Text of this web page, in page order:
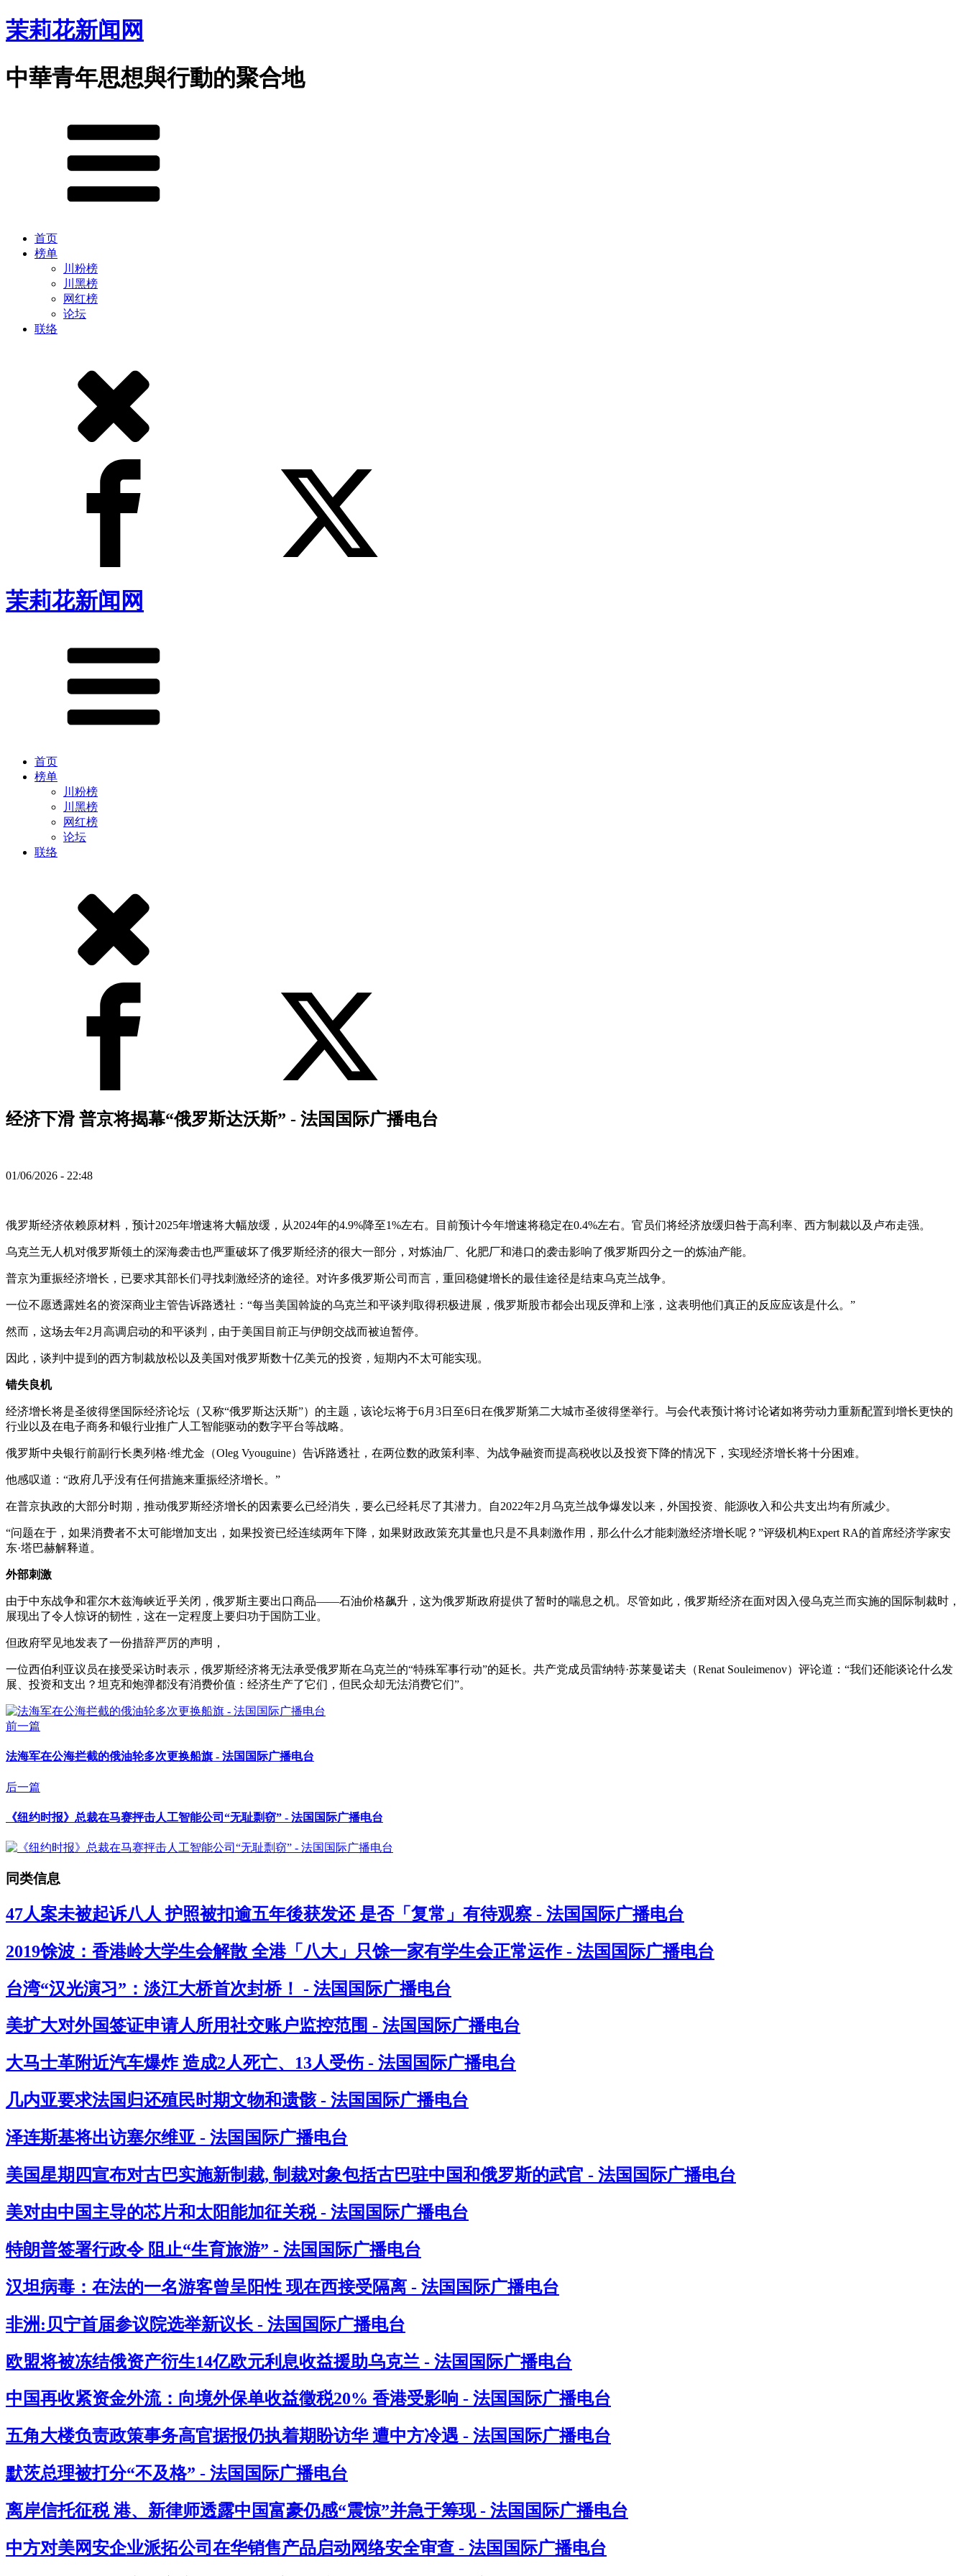
茉莉花新闻网
中華青年思想與行動的聚合地
首页
榜单
川粉榜
川黑榜
网红榜
论坛
联络
茉莉花新闻网
首页
榜单
川粉榜
川黑榜
网红榜
论坛
联络
经济下滑 普京将揭幕“俄罗斯达沃斯” - 法国国际广播电台
01/06/2026 - 22:48
俄罗斯经济依赖原材料，预计2025年增速将大幅放缓，从2024年的4.9%降至1%左右。目前预计今年增速将稳定在0.4%左右。官员们将经济放缓归咎于高利率、西方制裁以及卢布走强。
乌克兰无人机对俄罗斯领土的深海袭击也严重破坏了俄罗斯经济的很大一部分，对炼油厂、化肥厂和港口的袭击影响了俄罗斯四分之一的炼油产能。
普京为重振经济增长，已要求其部长们寻找刺激经济的途径。对许多俄罗斯公司而言，重回稳健增长的最佳途径是结束乌克兰战争。
一位不愿透露姓名的资深商业主管告诉路透社：“每当美国斡旋的乌克兰和平谈判取得积极进展，俄罗斯股市都会出现反弹和上涨，这表明他们真正的反应应该是什么。”
然而，这场去年2月高调启动的和平谈判，由于美国目前正与伊朗交战而被迫暂停。
因此，谈判中提到的西方制裁放松以及美国对俄罗斯数十亿美元的投资，短期内不太可能实现。
错失良机
经济增长将是圣彼得堡国际经济论坛（又称“俄罗斯达沃斯”）的主题，该论坛将于6月3日至6日在俄罗斯第二大城市圣彼得堡举行。与会代表预计将讨论诸如将劳动力重新配置到增长更快的
行业以及在电子商务和银行业推广人工智能驱动的数字平台等战略。
俄罗斯中央银行前副行长奥列格·维尤金（Oleg Vyouguine）告诉路透社，在两位数的政策利率、为战争融资而提高税收以及投资下降的情况下，实现经济增长将十分困难。
他感叹道：“政府几乎没有任何措施来重振经济增长。”
在普京执政的大部分时期，推动俄罗斯经济增长的因素要么已经消失，要么已经耗尽了其潜力。自2022年2月乌克兰战争爆发以来，外国投资、能源收入和公共支出均有所减少。
“问题在于，如果消费者不太可能增加支出，如果投资已经连续两年下降，如果财政政策充其量也只是不具刺激作用，那么什么才能刺激经济增长呢？”评级机构Expert RA的首席经济学家安
东·塔巴赫解释道。
外部刺激
由于中东战争和霍尔木兹海峡近乎关闭，俄罗斯主要出口商品——石油价格飙升，这为俄罗斯政府提供了暂时的喘息之机。尽管如此，俄罗斯经济在面对因入侵乌克兰而实施的国际制裁时，
展现出了令人惊讶的韧性，这在一定程度上要归功于国防工业。
但政府罕见地发表了一份措辞严厉的声明，
一位西伯利亚议员在接受采访时表示，俄罗斯经济将无法承受俄罗斯在乌克兰的“特殊军事行动”的延长。共产党成员雷纳特·苏莱曼诺夫（Renat Souleimenov）评论道：“我们还能谈论什么发
展、投资和支出？坦克和炮弹都没有消费价值：经济生产了它们，但民众却无法消费它们”。
前一篇
法海军在公海拦截的俄油轮多次更换船旗 - 法国国际广播电台
后一篇
《纽约时报》总裁在马赛抨击人工智能公司“无耻剽窃” - 法国国际广播电台
同类信息
47人案未被起诉八人 护照被扣逾五年後获发还 是否「复常」有待观察 - 法国国际广播电台
2019馀波：香港岭大学生会解散 全港「八大」只馀一家有学生会正常运作 - 法国国际广播电台
台湾“汉光演习”：淡江大桥首次封桥！ - 法国国际广播电台
美扩大对外国签证申请人所用社交账户监控范围 - 法国国际广播电台
大马士革附近汽车爆炸 造成2人死亡、13人受伤 - 法国国际广播电台
几内亚要求法国归还殖民时期文物和遗骸 - 法国国际广播电台
泽连斯基将出访塞尔维亚 - 法国国际广播电台
美国星期四宣布对古巴实施新制裁, 制裁对象包括古巴驻中国和俄罗斯的武官 - 法国国际广播电台
美对由中国主导的芯片和太阳能加征关税 - 法国国际广播电台
特朗普签署行政令 阻止“生育旅游” - 法国国际广播电台
汉坦病毒：在法的一名游客曾呈阳性 现在西接受隔离 - 法国国际广播电台
非洲:贝宁首届参议院选举新议长 - 法国国际广播电台
欧盟将被冻结俄资产衍生14亿欧元利息收益援助乌克兰 - 法国国际广播电台
中国再收紧资金外流：向境外保单收益徵税20% 香港受影响 - 法国国际广播电台
五角大楼负责政策事务高官据报仍执着期盼访华 遭中方冷遇 - 法国国际广播电台
默茨总理被打分“不及格” - 法国国际广播电台
离岸信托征税 港、新律师透露中国富豪仍感“震惊”并急于筹现 - 法国国际广播电台
中方对美网安企业派拓公司在华销售产品启动网络安全审查 - 法国国际广播电台